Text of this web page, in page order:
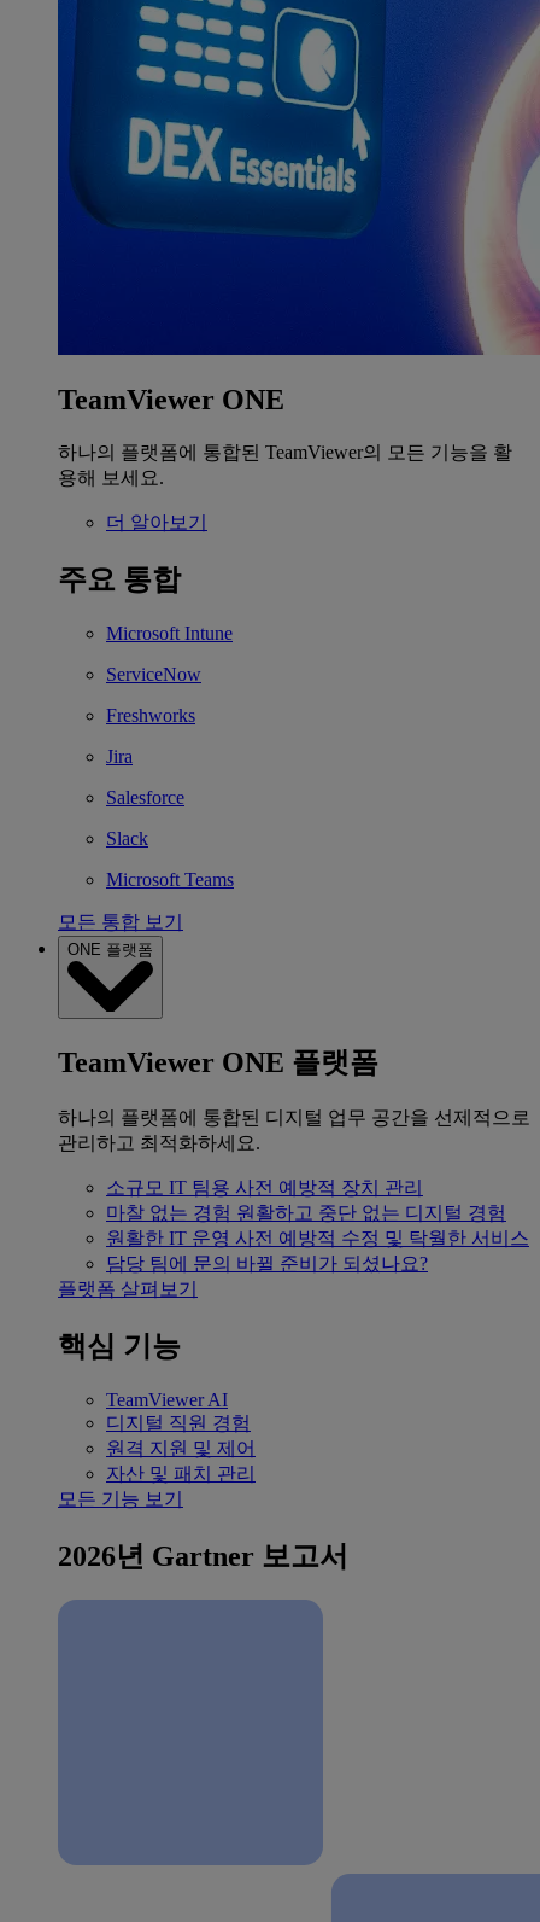
TeamViewer ONE
하나의 플랫폼에 통합된 TeamViewer의 모든 기능을 활
용해 보세요.
더 알아보기
주요 통합
Microsoft Intune
ServiceNow
Freshworks
Jira
Salesforce
Slack
Microsoft Teams
모든 통합 보기
ONE 플랫폼
TeamViewer ONE 플랫폼
하나의 플랫폼에 통합된 디지털 업무 공간을 선제적으로
관리하고 최적화하세요.
소규모 IT 팀용 사전 예방적 장치 관리
마찰 없는 경험 원활하고 중단 없는 디지털 경험
원활한 IT 운영 사전 예방적 수정 및 탁월한 서비스
담당 팀에 문의 바뀔 준비가 되셨나요?
플랫폼 살펴보기
핵심 기능
TeamViewer AI
디지털 직원 경험
원격 지원 및 제어
자산 및 패치 관리
모든 기능 보기
2026년 Gartner 보고서